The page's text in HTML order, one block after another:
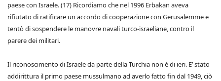
paese con Israele. (17) Ricordiamo che nel 1996 Erbakan aveva
rifiutato di ratificare un accordo di cooperazione con Gerusalemme e
tentò di sospendere le manovre navali turco-israeliane, contro il
parere dei militari.
Il riconoscimento di Israele da parte della Turchia non è di ieri. E’ stato
addirittura il primo paese mussulmano ad averlo fatto fin dal 1949, ciò